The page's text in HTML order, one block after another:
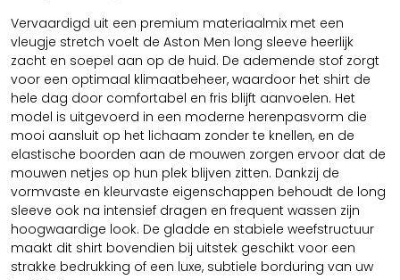
Vervaardigd uit een premium materiaalmix met een
vleugje stretch voelt de Aston Men long sleeve heerlijk
zacht en soepel aan op de huid. De ademende stof zorgt
voor een optimaal klimaatbeheer, waardoor het shirt de
hele dag door comfortabel en fris blijft aanvoelen. Het
model is uitgevoerd in een moderne herenpasvorm die
mooi aansluit op het lichaam zonder te knellen, en de
elastische boorden aan de mouwen zorgen ervoor dat de
mouwen netjes op hun plek blijven zitten. Dankzij de
vormvaste en kleurvaste eigenschappen behoudt de long
sleeve ook na intensief dragen en frequent wassen zijn
hoogwaardige look. De gladde en stabiele weefstructuur
maakt dit shirt bovendien bij uitstek geschikt voor een
strakke bedrukking of een luxe, subtiele borduring van uw